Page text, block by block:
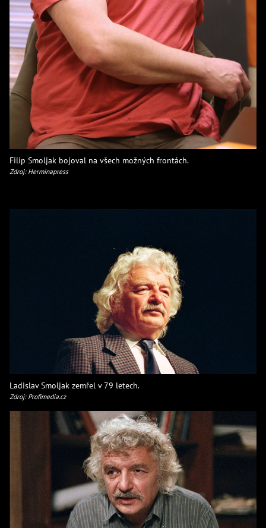
Filip Smoljak bojoval na všech možných frontách.
Zdroj: Herminapress
Ladislav Smoljak zemřel v 79 letech.
Zdroj: Profimedia.cz